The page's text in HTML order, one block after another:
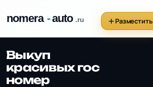
Разместить
Выкуп
красивых гос
номер